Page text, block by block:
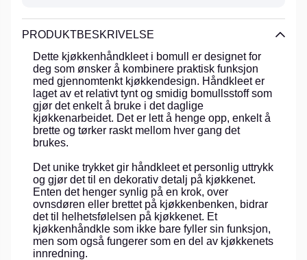
PRODUKTBESKRIVELSE
Dette kjøkkenhåndkleet i bomull er designet for
deg som ønsker å kombinere praktisk funksjon
med gjennomtenkt kjøkkendesign. Håndkleet er
laget av et relativt tynt og smidig bomullsstoff som
gjør det enkelt å bruke i det daglige
kjøkkenarbeidet. Det er lett å henge opp, enkelt å
brette og tørker raskt mellom hver gang det
brukes.
Det unike trykket gir håndkleet et personlig uttrykk
og gjør det til en dekorativ detalj på kjøkkenet.
Enten det henger synlig på en krok, over
ovnsdøren eller brettet på kjøkkenbenken, bidrar
det til helhetsfølelsen på kjøkkenet. Et
kjøkkenhåndkle som ikke bare fyller sin funksjon,
men som også fungerer som en del av kjøkkenets
innredning.